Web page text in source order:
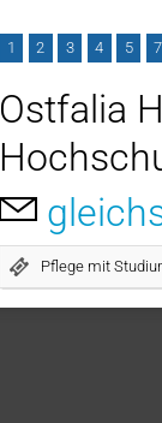
1 2 3 4 5 7
Ostfalia
Pflege mit